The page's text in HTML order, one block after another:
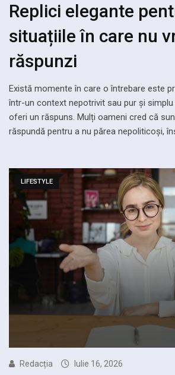
Replici elegante
situațiile în care nu
răspunzi
Există momente în care o întrebare este
într-un context nepotrivit sau pur și
oferi un răspuns. Mulți oameni cred că
răspundă pentru a nu părea nepoliticoși,
LIFESTYLE
Redacția Iulie 16, 2026